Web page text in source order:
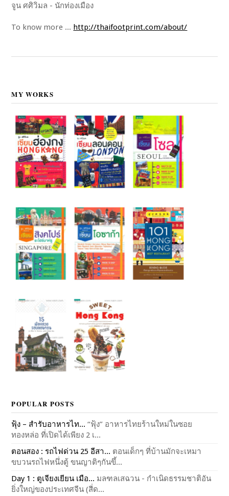
จูน ศศิวิมล - นักท่องเมือง
To know more ... http://thaifootprint.com/about/
MY WORKS
POPULAR POSTS
ฟุ้ง – สำรับอาหารไท... “ฟุ้ง” อาหารไทยร้านใหม่ในซอย
ทองหล่อ ที่เปิดได้เพียง 2 เ...
ตอนสอง : รถไฟด่วน 25 อีสา... ตอนเด็กๆ ที่บ้านมักจะเหมา
ขบวนรถไฟหนึ่งตู้ ขนญาติๆกันขึ้...
Day 1 : ตูเจียงเยียน เมือ... มลฑลเสฉวน - กำเนิดธรรมชาติอัน
ยิ่งใหญ่ของประเทศจีน (สี่ด...